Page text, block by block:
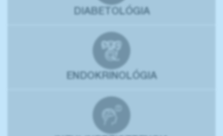
DIABETOLÓGIA
ENDOKRINOLÓGIA